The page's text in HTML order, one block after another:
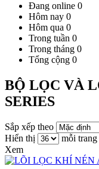
Đang online 0
Hôm nay 0
Hôm qua 0
Trong tuần 0
Trong tháng 0
Tổng cộng 0
BỘ LỌC VÀ
SERIES
Sắp xếp theo
Hiển thị
mỗi trang
Xem